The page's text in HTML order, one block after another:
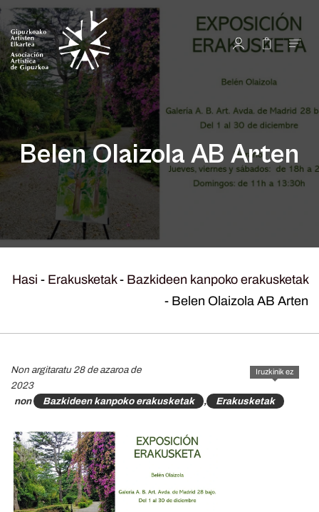
Belen Olaizola AB Arten
Hasi - Erakusketak- Bazkideen kanpoko erakusketak
- Belen Olaizola AB Arten
Iruzkinik ez
Non argitaratu 28 de azaroa de
2023
non
Bazkideen kanpoko erakusketak , Erakusketak